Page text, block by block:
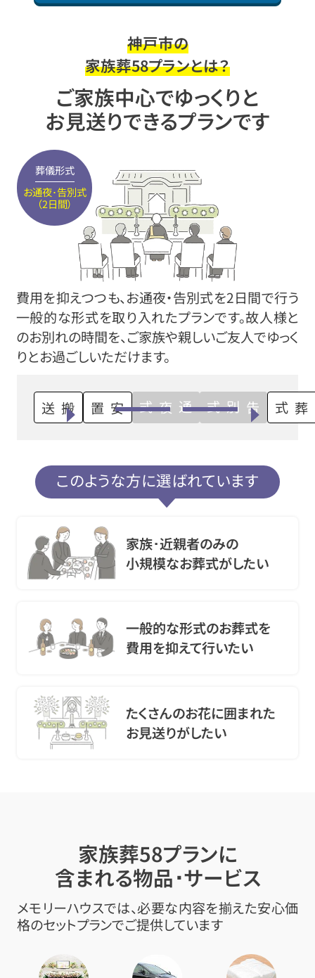
神戸市の
家族葬58プランとは？
ご家族中心でゆっくりと
お見送りできるプランです
葬儀形式
お通夜･告別式
（2日間）
費用を抑えつつも、お通夜・告別式を2日間で行う
一般的な形式を取り入れたプランです。故人様と
のお別れの時間を、ご家族や親しいご友人でゆっく
りとお過ごしいただけます。
搬送 安置 通夜式 告別式 火葬式
このような方に選ばれています
家族･近親者のみの
小規模なお葬式がしたい
一般的な形式のお葬式を
費用を抑えて行いたい
たくさんのお花に囲まれた
お見送りがしたい
家族葬58プランに
含まれる物品･サービス
メモリーハウスでは、必要な内容を揃えた安心価
格のセットプランでご提供しています